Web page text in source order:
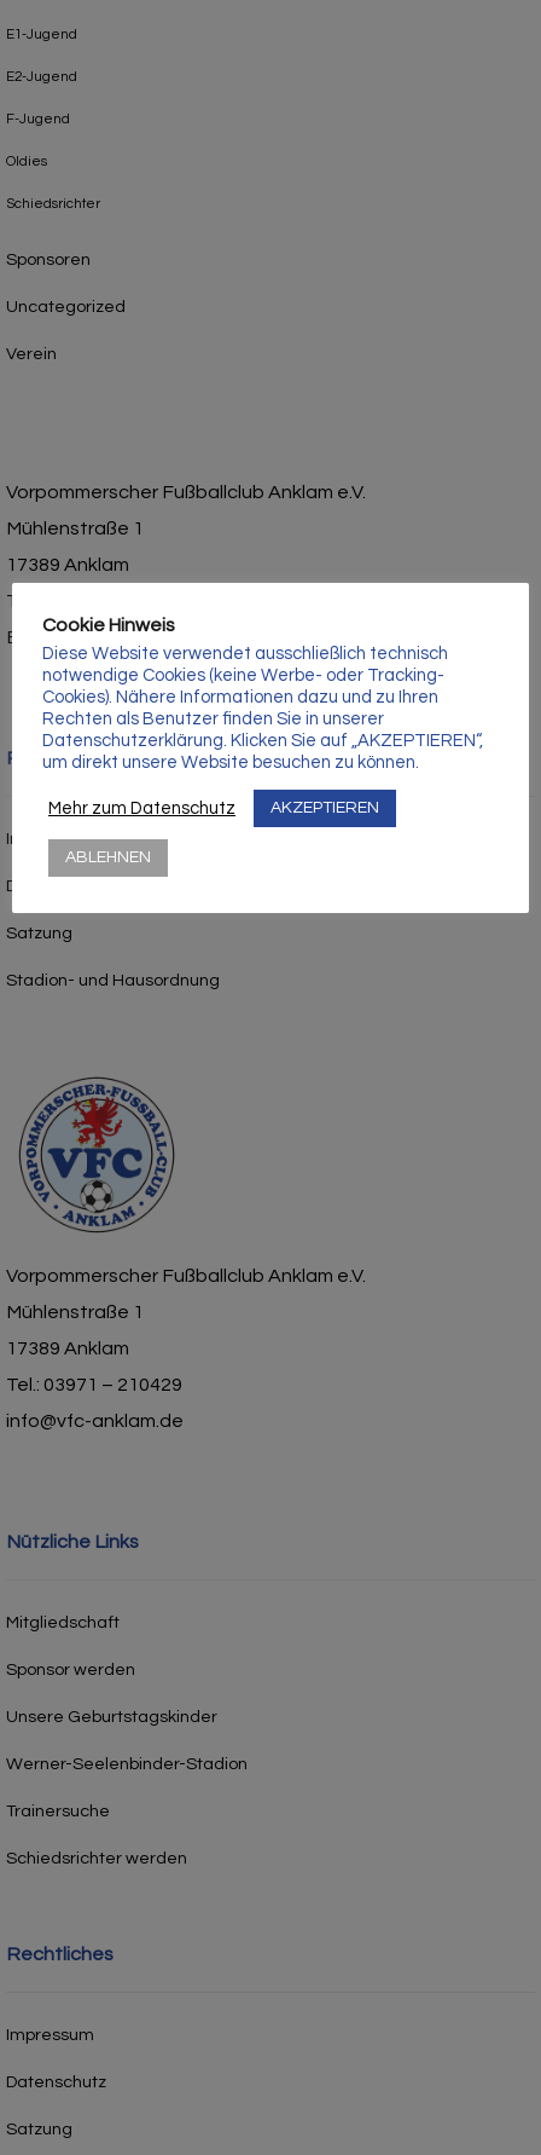
E1-Jugend
E2-Jugend
F-Jugend
Oldies
Schiedsrichter
Sponsoren
Uncategorized
Verein
Vorpommerscher Fußballclub Anklam e.V.
Mühlenstraße 1
17389 Anklam
Tel.: 03971 – 210429
E-Mail: info@vfc-anklam.de
Rechtliches
Impressum
Datenschutz
Satzung
Stadion- und Hausordnung
Vorpommerscher Fußballclub Anklam e.V.
Mühlenstraße 1
17389 Anklam
Tel.: 03971 – 210429
info@vfc-anklam.de
Nützliche Links
Mitgliedschaft
Sponsor werden
Unsere Geburtstagskinder
Werner-Seelenbinder-Stadion
Trainersuche
Schiedsrichter werden
Rechtliches
Impressum
Datenschutz
Satzung
Cookie Hinweis
Diese Website verwendet ausschließlich technisch
notwendige Cookies (keine Werbe- oder Tracking-
Cookies). Nähere Informationen dazu und zu Ihren
Rechten als Benutzer finden Sie in unserer
Datenschutzerklärung. Klicken Sie auf „AKZEPTIEREN“,
um direkt unsere Website besuchen zu können.
Mehr zum Datenschutz AKZEPTIEREN
ABLEHNEN